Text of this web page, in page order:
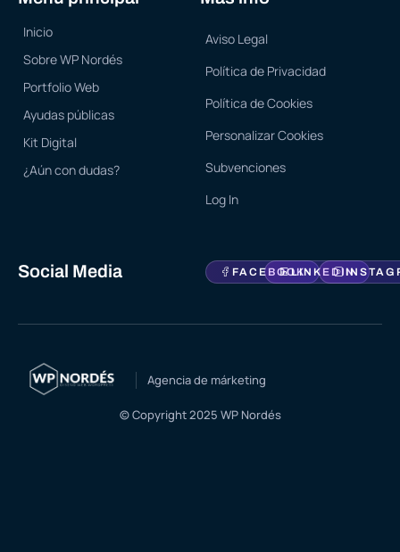
Inicio
Sobre WP Nordés
Portfolio Web
Ayudas públicas
Kit Digital
¿Aún con dudas?
Aviso Legal
Política de Privacidad
Política de Cookies
Personalizar Cookies
Subvenciones
Log In
Social Media FACEBOOKLINKEDIN
Agencia de márketing
© Copyright 2025 WP Nordés